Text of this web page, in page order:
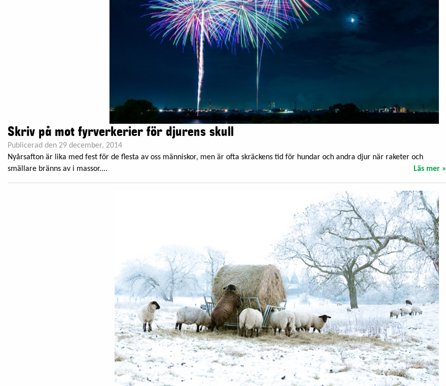
Skriv på mot fyrverkerier för djurens skull
Publicerad den 29 december, 2014
Nyårsafton är lika med fest för de flesta av oss människor, men är ofta skräckens tid för hundar och andra djur när raketer och
smällare bränns av i massor....
Läs mer »